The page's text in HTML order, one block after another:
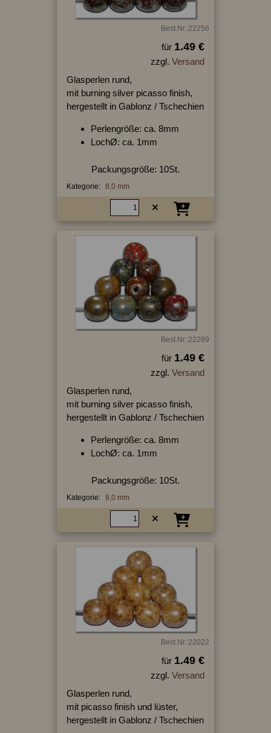
Best.Nr.:22256
für 1.49 €
zzgl. Versand
Glasperlen rund,
mit burning silver picasso finish,
hergestellt in Gablonz / Tschechien
Perlengröße: ca. 8mm
LochØ: ca. 1mm
Packungsgröße: 10St.
Kategorie: 8,0 mm
Best.Nr.:22289
für 1.49 €
zzgl. Versand
Glasperlen rund,
mit burning silver picasso finish,
hergestellt in Gablonz / Tschechien
Perlengröße: ca. 8mm
LochØ: ca. 1mm
Packungsgröße: 10St.
Kategorie: 8,0 mm
Best.Nr.:22022
für 1.49 €
zzgl. Versand
Glasperlen rund,
mit picasso finish und lüster,
hergestellt in Gablonz / Tschechien